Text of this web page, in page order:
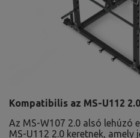
Kompatibilis az MS-U112
Az MS-W107 2.0 alsó lehúzó
MS-U112 2.0 keretnek, amely